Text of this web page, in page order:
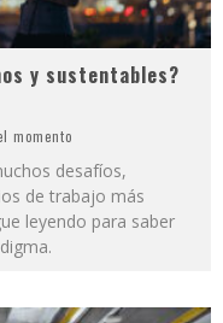
y sustentables?
momento
desafíos,
de trabajo más
leyendo para saber